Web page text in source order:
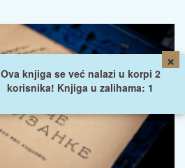
×
Ova knjiga se već nalazi u korpi 2
korisnika! Knjiga u zalihama: 1